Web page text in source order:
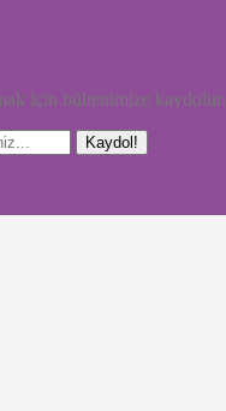
için bültenimize kaydolun
Kaydol!